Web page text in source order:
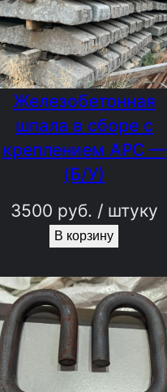
Железобетонная
шпала в сборе с
креплением АРС —
(Б/У)
3500 руб. / штуку
В корзину